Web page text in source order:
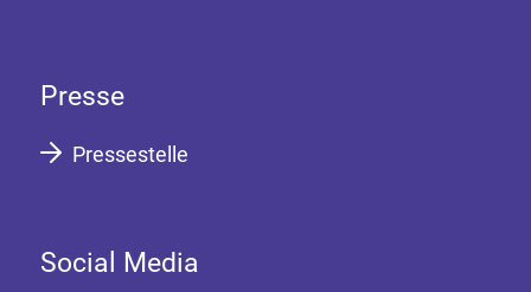
Presse
Pressestelle
Social Media